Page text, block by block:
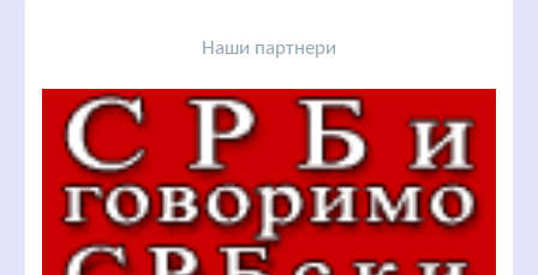
Наши партнери